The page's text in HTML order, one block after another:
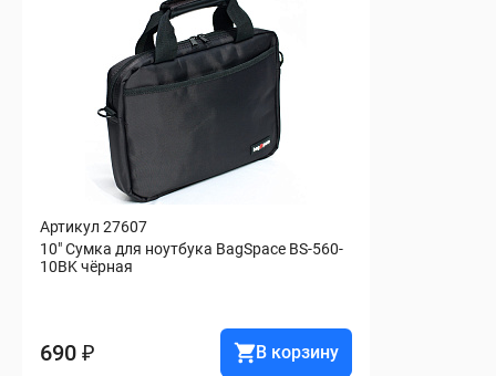
Артикул 27607
10" Сумка для ноутбука BagSpace BS-560-
10BK чёрная
690 ₽ В корзину